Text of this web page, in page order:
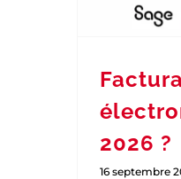
2026 ?
16 septembre